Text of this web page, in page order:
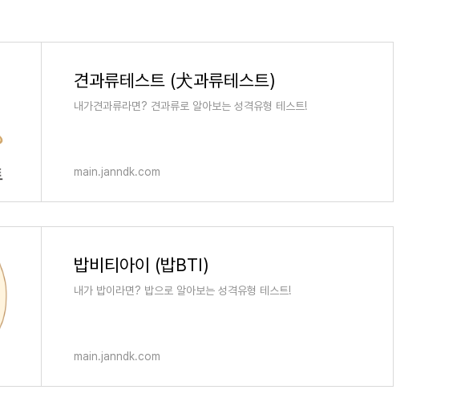
견과류테스트 (犬과류테스트)
내가견과류라면? 견과류로 알아보는 성격유형 테스트!
main.janndk.com
밥비티아이 (밥BTI)
내가 밥이라면? 밥으로 알아보는 성격유형 테스트!
main.janndk.com